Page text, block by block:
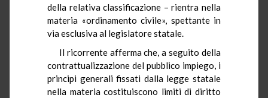
della relativa classificazione – rientra nella
materia «ordinamento civile», spettante in
via esclusiva al legislatore statale.
Il ricorrente afferma che, a seguito della
contrattualizzazione del pubblico impiego, i
principi generali fissati dalla legge statale
nella materia costituiscono limiti di diritto